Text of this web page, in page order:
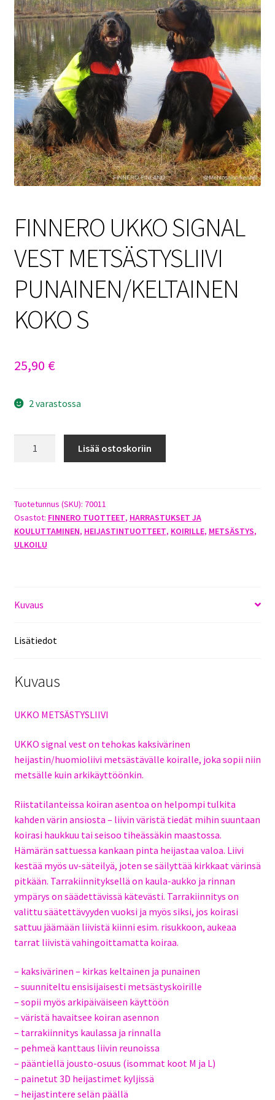
Sulo
Tietosuojaseloste
Toimitusehdot
Uutisia
FINNERO UKKO SIGNAL
VEST METSÄSTYSLIIVI
PUNAINEN/KELTAINEN
KOKO S
25,90 €
2 varastossa
METSÄSTYSLIIVI
PUNAINEN/KELTAINEN
KOKO
S
Lisää ostoskoriin
Tuotetunnus (SKU): 70011
Osastot: FINNERO TUOTTEET, HARRASTUKSET JA
KOULUTTAMINEN, HEIJASTINTUOTTEET, KOIRILLE, METSÄSTYS,
ULKOILU
Kuvaus
Lisätiedot
Kuvaus
UKKO METSÄSTYSLIIVI
UKKO signal vest on tehokas kaksivärinen
heijastin/huomioliivi metsästävälle koiralle, joka sopii niin
metsälle kuin arkikäyttöönkin.
Riistatilanteissa koiran asentoa on helpompi tulkita
kahden värin ansiosta – liivin väristä tiedät mihin suuntaan
koirasi haukkuu tai seisoo tiheässäkin maastossa.
Hämärän sattuessa kankaan pinta heijastaa valoa. Liivi
kestää myös uv-säteilyä, joten se säilyttää kirkkaat värinsä
pitkään. Tarrakiinnityksellä on kaula-aukko ja rinnan
ympärys on säädettävissä kätevästi. Tarrakiinnitys on
valittu säätettävyyden vuoksi ja myös siksi, jos koirasi
sattuu jäämään liivistä kiinni esim. risukkoon, aukeaa
tarrat liivistä vahingoittamatta koiraa.
– kaksivärinen – kirkas keltainen ja punainen
– suunniteltu ensisijaisesti metsästyskoirille
– sopii myös arkipäiväiseen käyttöön
– väristä havaitsee koiran asennon
– tarrakiinnitys kaulassa ja rinnalla
– pehmeä kanttaus liivin reunoissa
– pääntiellä jousto-osuus (isommat koot M ja L)
– painetut 3D heijastimet kyljissä
– heijastintere selän päällä